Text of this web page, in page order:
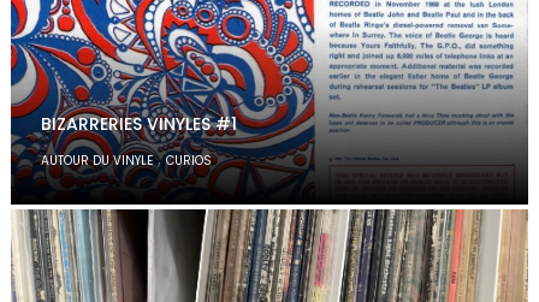
BIZARRERIES VINYLES #1
AUTOUR DU VINYLE,CURIOS